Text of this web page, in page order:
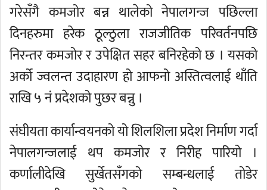
गरेसँगै कमजोर बन्न थालेको नेपालगन्ज पछिल्ला
दिनहरुमा हरेक ठूल्ठुला राजजीतिक परिवर्तनपछि
निरन्तर कमजोर र उपेक्षित सहर बनिरहेको छ । यसको
अर्को ज्वलन्त उदाहारण हो आफनो अस्तित्वलाई थाँति
राखि ५ नं प्रदेशको पुछर बन्नु ।
संघीयता कार्यान्वयनको यो शिलशिला प्रदेश निर्माण गर्दा
नेपालगन्जलाई थप कमजोर र निरीह पारियो ।
कर्णालीदेखि सुर्खेतसँगको सम्बन्धलाई तोडेर